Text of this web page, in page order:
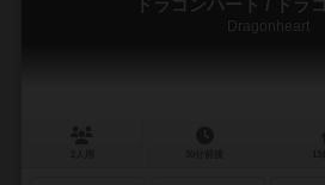
ドラゴンハート / ドラ
Dragonheart